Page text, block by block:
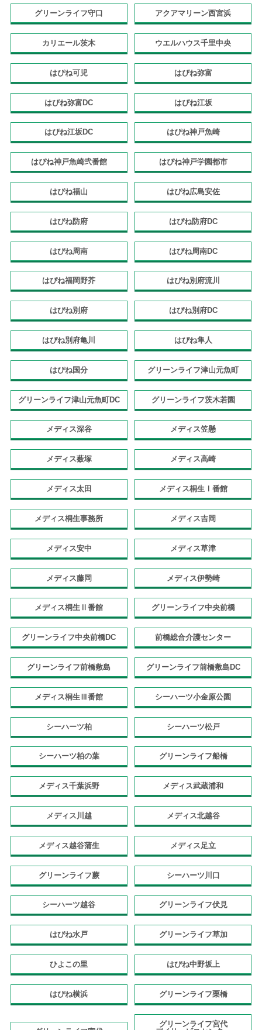
グリーンライフ守口 アクアマリーン西宮浜
カリエール茨木 ウエルハウス千里中央
はぴね可児 はぴね弥富
はぴね弥富DC はぴね江坂
はぴね江坂DC はぴね神戸魚崎
はぴね神戸魚崎弐番館 はぴね神戸学園都市
はぴね福山 はぴね広島安佐
はぴね防府 はぴね防府DC
はぴね周南 はぴね周南DC
はぴね福岡野芥 はぴね別府流川
はぴね別府 はぴね別府DC
はぴね別府亀川 はぴね隼人
はぴね国分 グリーンライフ津山元魚町
グリーンライフ津山元魚町DC グリーンライフ茨木若園
メディス深谷 メディス笠懸
メディス薮塚 メディス高崎
メディス太田 メディス桐生Ⅰ番館
メディス桐生事務所 メディス吉岡
メディス安中 メディス草津
メディス藤岡 メディス伊勢崎
メディス桐生Ⅱ番館 グリーンライフ中央前橋
グリーンライフ中央前橋DC 前橋総合介護センター
グリーンライフ前橋敷島 グリーンライフ前橋敷島DC
メディス桐生Ⅲ番館 シーハーツ小金原公園
シーハーツ柏 シーハーツ松戸
シーハーツ柏の葉 グリーンライフ船橋
メディス千葉浜野 メディス武蔵浦和
メディス川越 メディス北越谷
メディス越谷蒲生 メディス足立
グリーンライフ蕨 シーハーツ川口
シーハーツ越谷 グリーンライフ伏見
はぴね水戸 グリーンライフ草加
ひよこの里 はぴね中野坂上
はぴね横浜 グリーンライフ栗橋
グリーンライフ宮代